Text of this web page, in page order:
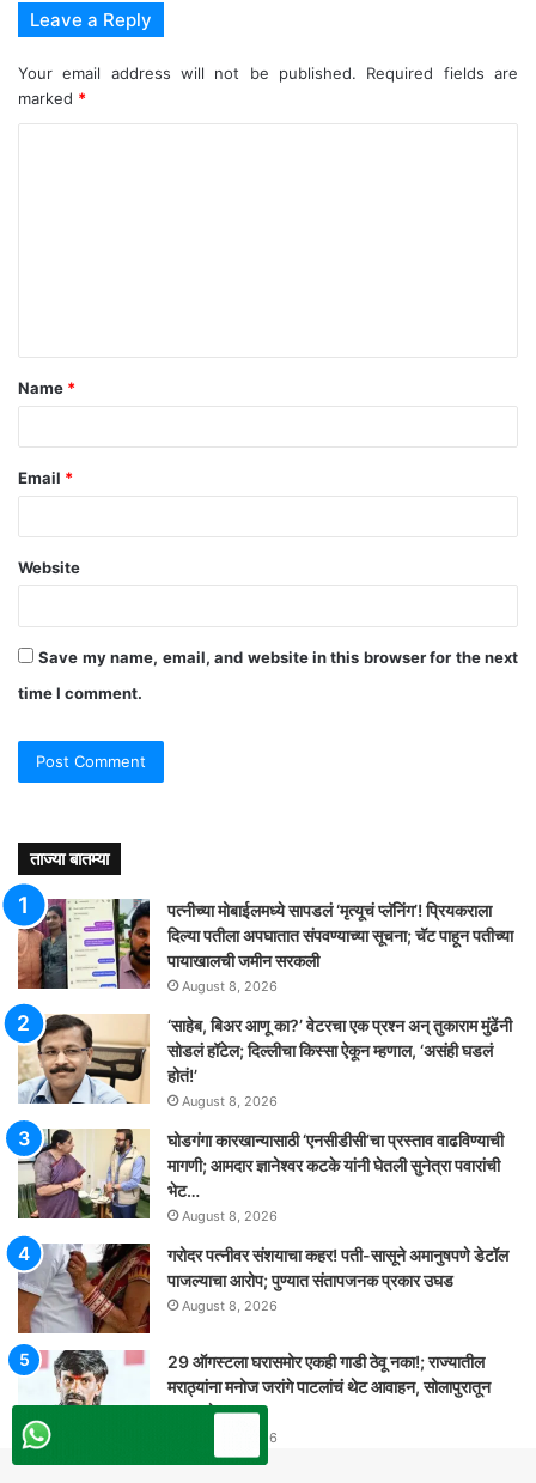
Leave a Reply
Your email address will not be published.
Required fields are
marked *
t
*
Name *
Email *
Website
Save my name, email, and website in this browser for the next
time I comment.
ताज्या बातम्या
पत्नीच्या मोबाईलमध्ये सापडलं ‘मृत्यूचं प्लॅनिंग’! प्रियकराला
दिल्या पतीला अपघातात संपवण्याच्या सूचना; चॅट पाहून पतीच्या
पायाखालची जमीन सरकली
August 8, 2026
‘साहेब, बिअर आणू का?’ वेटरचा एक प्रश्न अन् तुकाराम मुंढेंनी
सोडलं हॉटेल; दिल्लीचा किस्सा ऐकून म्हणाल, ‘असंही घडलं
होतं!’
August 8, 2026
घोडगंगा कारखान्यासाठी ‘एनसीडीसी’चा प्रस्ताव वाढविण्याची
मागणी; आमदार ज्ञानेश्वर कटके यांनी घेतली सुनेत्रा पवारांची
भेट…
August 8, 2026
गरोदर पत्नीवर संशयाचा कहर! पती-सासूने अमानुषपणे डेटॉल
पाजल्याचा आरोप; पुण्यात संतापजनक प्रकार उघड
August 8, 2026
29 ऑगस्टला घरासमोर एकही गाडी ठेवू नका!; राज्यातील
मराठ्यांना मनोज जरांगे पाटलांचं थेट आवाहन, सोलापुरातून
कडाडले
August 8, 2026